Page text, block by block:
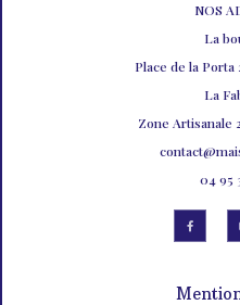
NOS
La
Place de la Porta
La
Zone Artisanale
04 95